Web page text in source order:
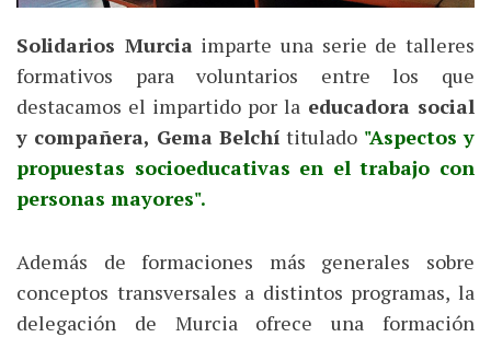
Solidarios Murcia imparte una serie de talleres
formativos para voluntarios entre los que
destacamos el impartido por la educadora social
y compañera, Gema Belchí titulado "Aspectos y
propuestas socioeducativas en el trabajo con
personas mayores".
Además de formaciones más generales sobre
conceptos transversales a distintos programas, la
delegación de Murcia ofrece una formación